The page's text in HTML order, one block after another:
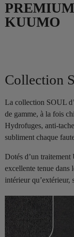
PREMIUM
KUUMO
Collection
La collection SOUL
de gamme, à la fois
Hydrofuges, anti-
subliment chaque
Dotés d’un
excellente tenue dans
intérieur qu’extérieur,